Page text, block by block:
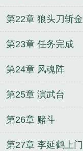
第22章 狼头刀斩
第23章 任务完成
第24章 风魂阵
第25章 演武台
第26章 赌斗
第27章 李延鹤上门